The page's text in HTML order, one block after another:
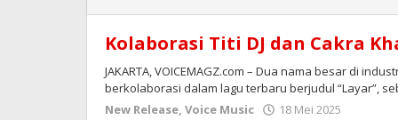
Kolaborasi Titi DJ dan Cakra
JAKARTA, VOICEMAGZ.com – Dua nama besar di
berkolaborasi dalam lagu terbaru berjudul “Layar”,
New Release, Voice Music 18 Mei 2025